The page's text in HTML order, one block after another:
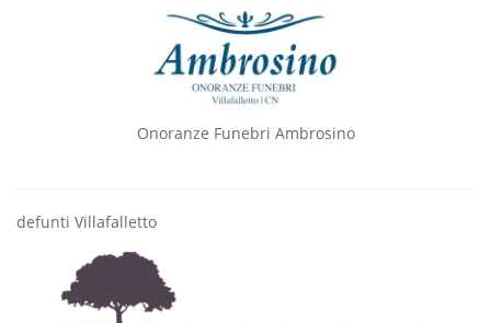
Onoranze Funebri Ambrosino
defunti Villafalletto